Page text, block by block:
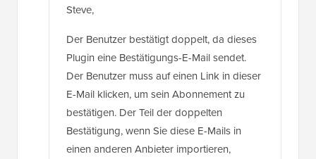
Steve,
Der Benutzer bestätigt doppelt, da dieses
Plugin eine Bestätigungs-E-Mail sendet.
Der Benutzer muss auf einen Link in dieser
E-Mail klicken, um sein Abonnement zu
bestätigen. Der Teil der doppelten
Bestätigung, wenn Sie diese E-Mails in
einen anderen Anbieter importieren,